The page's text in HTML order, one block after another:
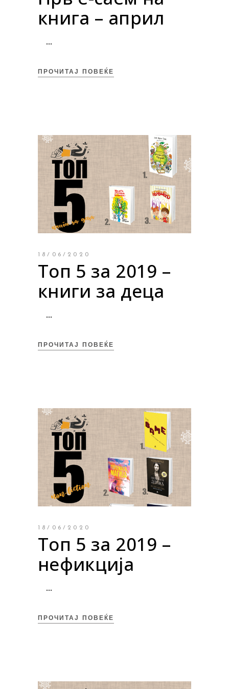
книга – април
ПРОЧИТАЈ ПОВЕЌЕ
18/06/2020
Топ 5 за 2019 –
книги за деца
ПРОЧИТАЈ ПОВЕЌЕ
18/06/2020
Топ 5 за 2019 –
нефикција
ПРОЧИТАЈ ПОВЕЌЕ